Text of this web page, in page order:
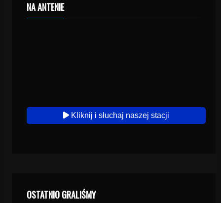
NA ANTENIE
Kliknij i słuchaj naszej stacji
OSTATNIO GRALIŚMY